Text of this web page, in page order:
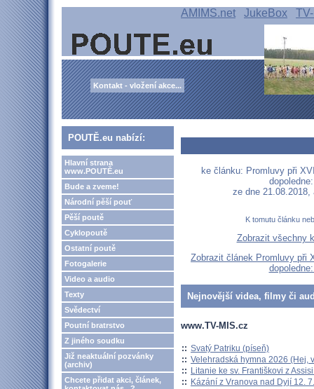
AMIMS.net JukeBox
Kontakt - vložení akce...
POUTĚ.eu nabízí:
Hlavní strana
www.POUTĚ.eu
Bude a zveme!
Národní pěší pouť
Pěší poutě
Cyklopoutě
Ostatní poutě
Fotogalerie
Video a audio
Texty
Svědectví
Poutní bratrstvo
Z jiného soudku
Již neaktuální pozvánky
(archiv)
Chcete přidat akci, článek,
ke článku: Promluvy při
ze dne
K tomutu článku
Zobrazit všechny
Zobrazit článek Promluvy při
Nejnovější videa, filmy či
www.TV-MIS.cz
:: Svatý Patriku (píseň)
:: Velehradská hymna 2026 (Hej,
:: Litanie ke sv. Františkovi z
:: Kázání z Vranova nad Dyjí 12.